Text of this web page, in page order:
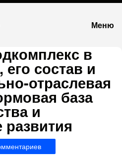
Меню
в
состав и
отраслевая
база
и